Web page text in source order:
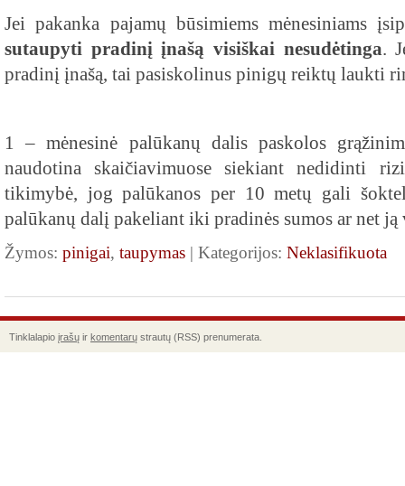
Jei pakanka pajamų būsimiems mėnesiniams
sutaupyti pradinį įnašą visiškai nesudėtinga.
pradinį įnašą, tai pasiskolinus pinigų reiktų laukti
1 – mėnesinė palūkanų dalis paskolos
naudotina skaičiavimuose siekiant nedidinti
tikimybė, jog palūkanos per 10 metų gali
palūkanų dalį pakeliant iki pradinės sumos ar net
Žymos: pinigai, taupymas | Kategorijos: Neklasifikuota
Tinklalapio įrašų ir komentarų strautų (RSS) prenumerata.